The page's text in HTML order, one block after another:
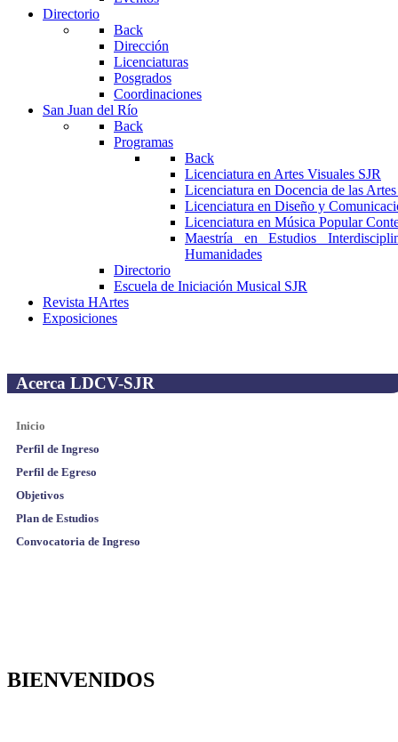
Directorio
Back
Dirección
Licenciaturas
Posgrados
Coordinaciones
San Juan del Río
Back
Programas
Back
Licenciatura en Artes Visuales SJR
Licenciatura en Docencia de las
Licenciatura en Diseño y
Licenciatura en Música Popular
Maestría en Estudios
Humanidades
Directorio
Escuela de Iniciación Musical SJR
Revista HArtes
Exposiciones
Acerca LDCV-SJR
Inicio
Perfil de Ingreso
Perfil de Egreso
Objetivos
Plan de Estudios
Convocatoria de Ingreso
BIENVENIDOS